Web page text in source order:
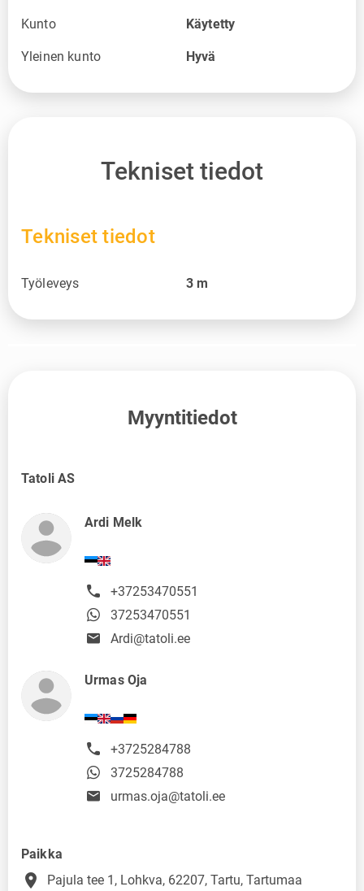
Kunto Käytetty
Yleinen kunto Hyvä
Tekniset tiedot
Tekniset tiedot
Työleveys 3 m
Myyntitiedot
Tatoli AS
Ardi Melk
+37253470551
37253470551
Ardi@tatoli.ee
Urmas Oja
+3725284788
3725284788
urmas.oja@tatoli.ee
Paikka
place Pajula tee 1, Lohkva, 62207, Tartu, Tartumaa